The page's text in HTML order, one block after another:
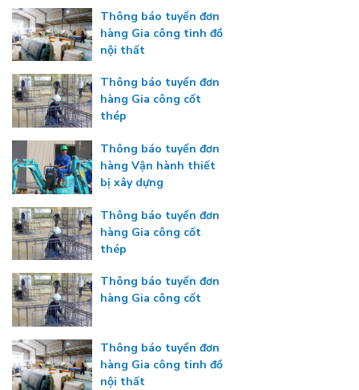
Thông báo tuyển đơn
hàng Gia công tinh đồ
nội thất
Thông báo tuyển đơn
hàng Gia công cốt
thép
Thông báo tuyển đơn
hàng Vận hành thiết
bị xây dựng
Thông báo tuyển đơn
hàng Gia công cốt
thép
Thông báo tuyển đơn
hàng Gia công cốt
Thông báo tuyển đơn
hàng Gia công tinh đồ
nội thất